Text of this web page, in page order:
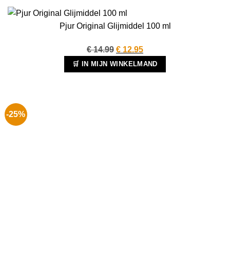
Pjur Original Glijmiddel 100 ml
€14.99 Oorspronkelijke
prijs
was:
€ 12.95Huidige
prijs
is:
🛒 IN MIJN WINKELMAND
-25%